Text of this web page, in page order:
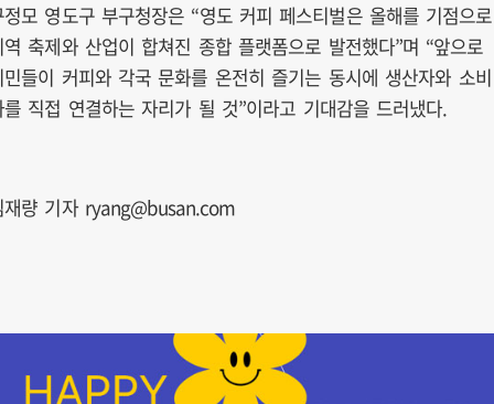
정모 영도구 부구청장은 “영도 커피 페스티벌은 올해를 기점으로
역 축제와 산업이 합쳐진 종합 플랫폼으로 발전했다”며 “앞으로
민들이 커피와 각국 문화를 온전히 즐기는 동시에 생산자와 소비
를 직접 연결하는 자리가 될 것”이라고 기대감을 드러냈다.
재량 기자 ryang@busan.com